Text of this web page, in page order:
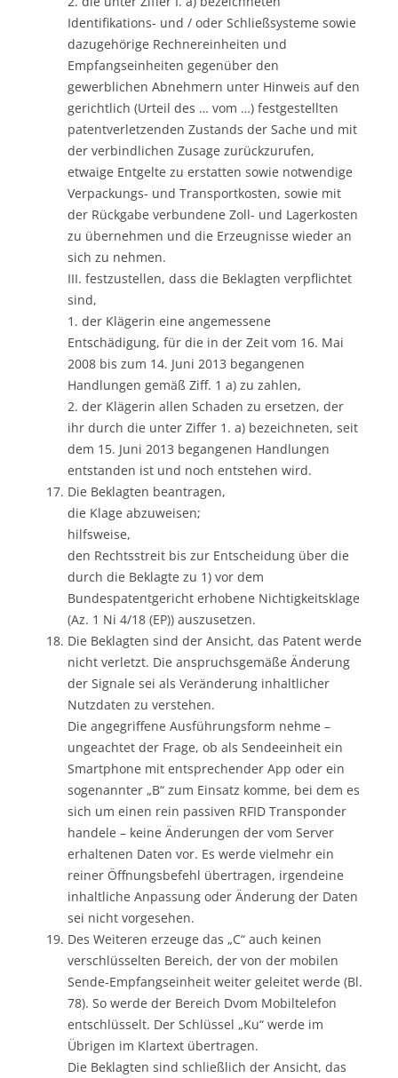
Identifikations- und / oder Schließsysteme sowie
dazugehörige Rechnereinheiten und
Empfangseinheiten gegenüber den
gewerblichen Abnehmern unter Hinweis auf den
gerichtlich (Urteil des … vom …) festgestellten
patentverletzenden Zustands der Sache und mit
der verbindlichen Zusage zurückzurufen,
etwaige Entgelte zu erstatten sowie notwendige
Verpackungs- und Transportkosten, sowie mit
der Rückgabe verbundene Zoll- und Lagerkosten
zu übernehmen und die Erzeugnisse wieder an
sich zu nehmen.
III. festzustellen, dass die Beklagten verpflichtet
sind,
1. der Klägerin eine angemessene
Entschädigung, für die in der Zeit vom 16. Mai
2008 bis zum 14. Juni 2013 begangenen
Handlungen gemäß Ziff. 1 a) zu zahlen,
2. der Klägerin allen Schaden zu ersetzen, der
ihr durch die unter Ziffer 1. a) bezeichneten, seit
dem 15. Juni 2013 begangenen Handlungen
entstanden ist und noch entstehen wird.
Die Beklagten beantragen,
die Klage abzuweisen;
hilfsweise,
den Rechtsstreit bis zur Entscheidung über die
durch die Beklagte zu 1) vor dem
Bundespatentgericht erhobene Nichtigkeitsklage
(Az. 1 Ni 4/18 (EP)) auszusetzen.
Die Beklagten sind der Ansicht, das Patent werde
nicht verletzt. Die anspruchsgemäße Änderung
der Signale sei als Veränderung inhaltlicher
Nutzdaten zu verstehen.
Die angegriffene Ausführungsform nehme –
ungeachtet der Frage, ob als Sendeeinheit ein
Smartphone mit entsprechender App oder ein
sogenannter „B“ zum Einsatz komme, bei dem es
sich um einen rein passiven RFID Transponder
handele – keine Änderungen der vom Server
erhaltenen Daten vor. Es werde vielmehr ein
reiner Öffnungsbefehl übertragen, irgendeine
inhaltliche Anpassung oder Änderung der Daten
sei nicht vorgesehen.
Des Weiteren erzeuge das „C“ auch keinen
verschlüsselten Bereich, der von der mobilen
Sende-Empfangseinheit weiter geleitet werde (Bl.
78). So werde der Bereich Dvom Mobiltelefon
entschlüsselt. Der Schlüssel „Ku“ werde im
Übrigen im Klartext übertragen.
Die Beklagten sind schließlich der Ansicht, das